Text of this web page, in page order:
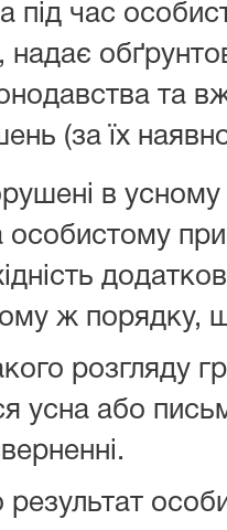
під час
надає
та
(за їх
в усному
особистому
ж порядку,
розгляду
усна або
результат